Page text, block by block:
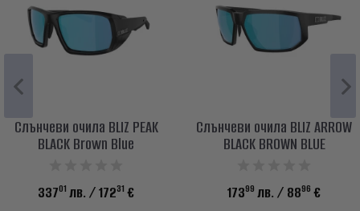
Слънчеви очила BLIZ PEAK
BLACK Brown Blue
33701 лв. / 17231 €
Слънчеви очила BLIZ ARROW
BLACK BROWN BLUE
17399 лв. / 8896 €